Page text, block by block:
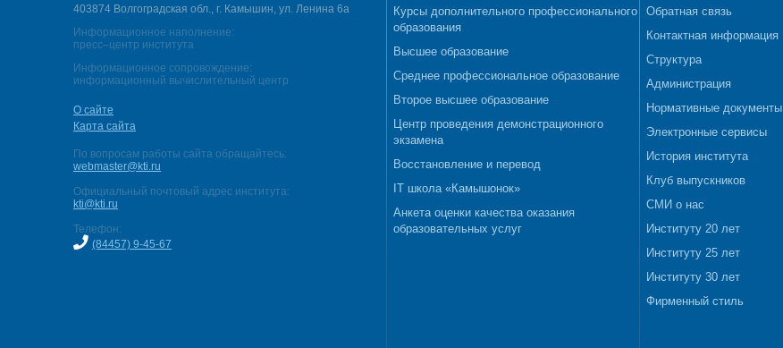
403874 Волгоградская обл., г. Камышин, ул. Ленина 6а
Информационное наполнение:
пресс–центр института
Информационное сопровождение:
информационный вычислительный центр
О сайте
Карта сайта
По вопросам работы сайта обращайтесь:
webmaster@kti.ru
Официальный почтовый адрес института:
kti@kti.ru
Телефон:
(84457) 9-45-67
Курсы дополнительного профессионального
образования
Высшее образование
Среднее профессиональное образование
Второе высшее образование
Центр проведения демонстрационного
экзамена
Восстановление и перевод
IT школа «Камышонок»
Анкета оценки качества оказания
образовательных услуг
Обратная связь
Контактная информация
Структура
Администрация
Нормативные документы
Электронные сервисы
История института
Клуб выпускников
СМИ о нас
Институту 20 лет
Институту 25 лет
Институту 30 лет
Фирменный стиль